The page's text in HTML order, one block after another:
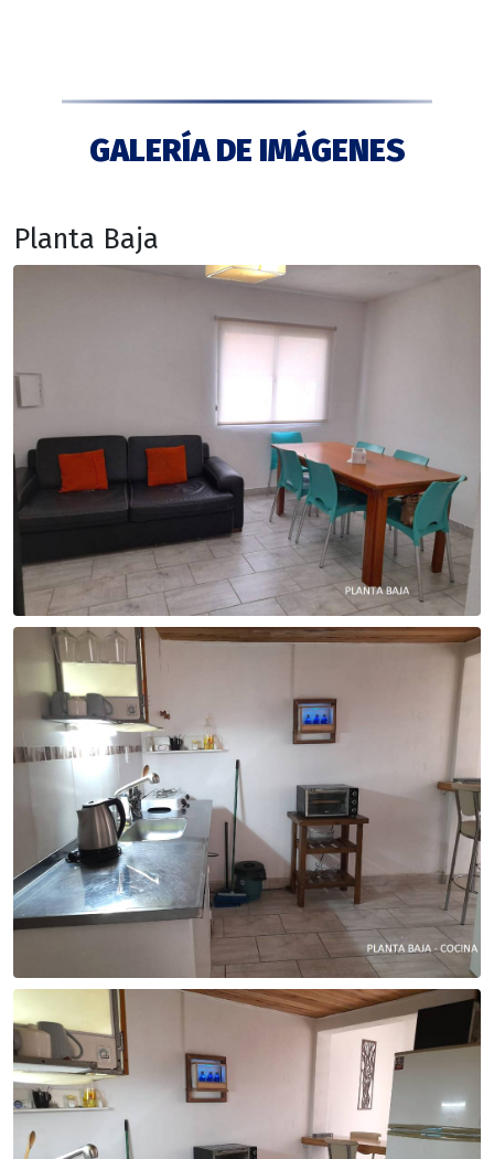
GALERÍA DE IMÁGENES
Planta Baja